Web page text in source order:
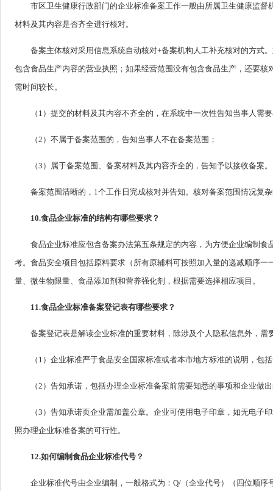
市区卫生健康行政部门的企业标准备案工作一般由所属卫生健康监
材料及其内容是否齐全进行核对。
备案主体核对采用信息系统自动核对+备案机构人工补充核对的方式
包含食品生产内容的营业执照；如果经营范围没有包含食品生产，还要
需时间较长。
（1）提交的材料及其内容不齐全的，在系统中一次性告知当事人需
（2）不属于备案范围的，告知当事人不在备案范围；
（3）属于备案范围、备案材料及其内容齐全的，告知予以接收备案。
备案范围清晰的，1个工作日完成核对并告知。核对备案范围情况复
10.食品企业标准的结构有哪些要求？
食品企业标准应包含备案办法第五条规定的内容，为方便企业编制
考。食品安全项目包括原料要求（所有原辅料可按照加入量的递减顺序
量、微生物限量、食品添加剂和营养强化剂，根据需要选择相应项目。
11.食品企业标准备案登记表有哪些要求？
备案登记表是解读企业标准的重要材料，除涉及个人隐私信息外，
（1）企业标准严于食品安全国家标准或者本市地方标准的说明，
（2）告知承诺，包括办理企业标准备案前需要知悉的事项和企业
（3）告知承诺页企业需加盖公章。企业可使用电子印章，如无电
照办理企业标准备案的可行性。
12.如何编制食品企业标准代号？
企业标准代号由企业编制，一般格式为：Q/（企业代号）（四位顺